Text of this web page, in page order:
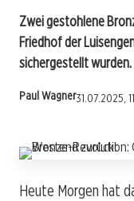
Zwei gestohlene
Friedhof der
sichergestellt wurden.
Paul Wagner31.07.2025,
Heute Morgen hat